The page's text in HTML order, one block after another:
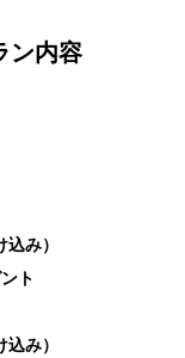
ン内容
み）
ト
み）